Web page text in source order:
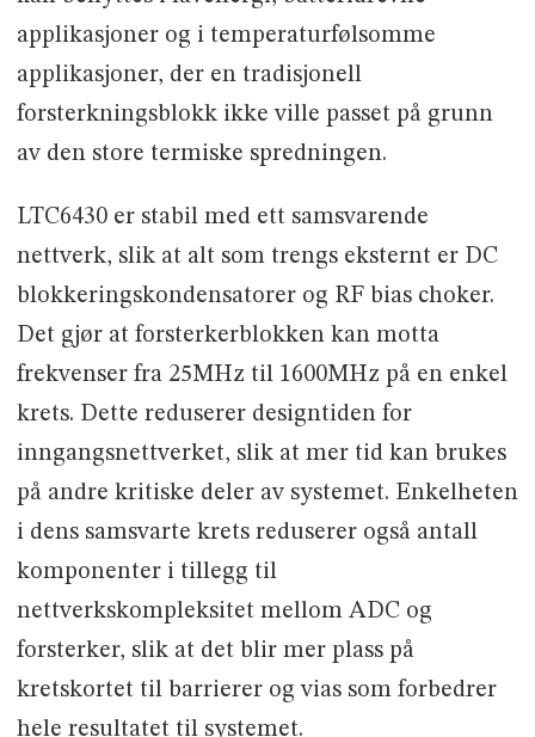
applikasjoner og i temperaturfølsomme
applikasjoner, der en tradisjonell
forsterkningsblokk ikke ville passet på grunn
av den store termiske spredningen.
LTC6430 er stabil med ett samsvarende
nettverk, slik at alt som trengs eksternt er DC
blokkeringskondensatorer og RF bias choker.
Det gjør at forsterkerblokken kan motta
frekvenser fra 25MHz til 1600MHz på en enkel
krets. Dette reduserer designtiden for
inngangsnettverket, slik at mer tid kan brukes
på andre kritiske deler av systemet. Enkelheten
i dens samsvarte krets reduserer også antall
komponenter i tillegg til
nettverkskompleksitet mellom ADC og
forsterker, slik at det blir mer plass på
kretskortet til barrierer og vias som forbedrer
hele resultatet til systemet.